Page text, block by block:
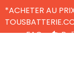
*ACHETER AU
FAQ